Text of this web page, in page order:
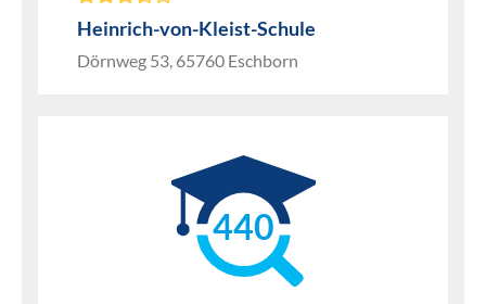
Heinrich-von-Kleist-Schule
Dörnweg 53, 65760 Eschborn
440